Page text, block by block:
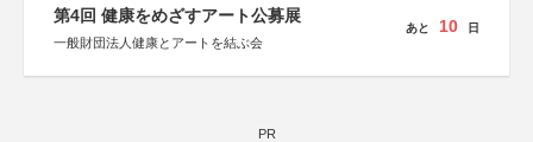
第4回 健康をめざすアート公募展
一般財団法人健康とアートを結ぶ会
あと 10 日
PR